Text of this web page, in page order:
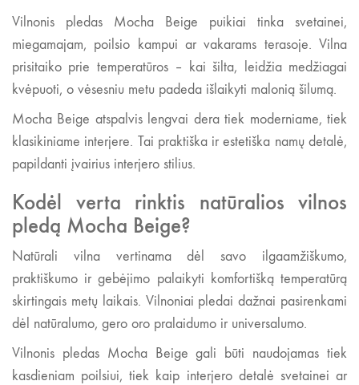
Vilnonis pledas Mocha Beige puikiai tinka svetainei,
miegamajam, poilsio kampui ar vakarams terasoje. Vilna
prisitaiko prie temperatūros – kai šilta, leidžia medžiagai
kvėpuoti, o vėsesniu metu padeda išlaikyti malonią šilumą.
Mocha Beige atspalvis lengvai dera tiek moderniame, tiek
klasikiniame interjere. Tai praktiška ir estetiška namų detalė,
papildanti įvairius interjero stilius.
Kodėl verta rinktis natūralios vilnos
pledą Mocha Beige?
Natūrali vilna vertinama dėl savo ilgaamžiškumo,
praktiškumo ir gebėjimo palaikyti komfortišką temperatūrą
skirtingais metų laikais. Vilnoniai pledai dažnai pasirenkami
dėl natūralumo, gero oro pralaidumo ir universalumo.
Vilnonis pledas Mocha Beige gali būti naudojamas tiek
kasdieniam poilsiui, tiek kaip interjero detalė svetainei ar